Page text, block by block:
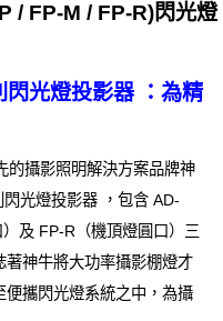
/ FP-M / FP-R)閃光燈
光燈投影器 ：為精
的攝影照明解決方案品牌神
光燈投影器 ，包含 AD-
及 FP-R（機頂燈圓口）三
神牛將大功率攝影棚燈才
攜閃光燈系統之中，為攝